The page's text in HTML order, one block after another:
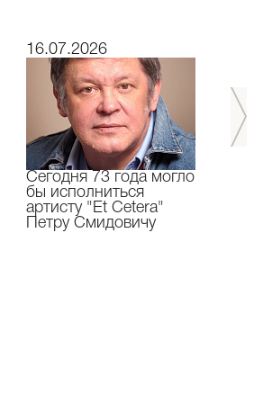
16.07.2026
Сегодня 73 года могло
бы исполниться
артисту "Et Cetera"
Петру Смидовичу